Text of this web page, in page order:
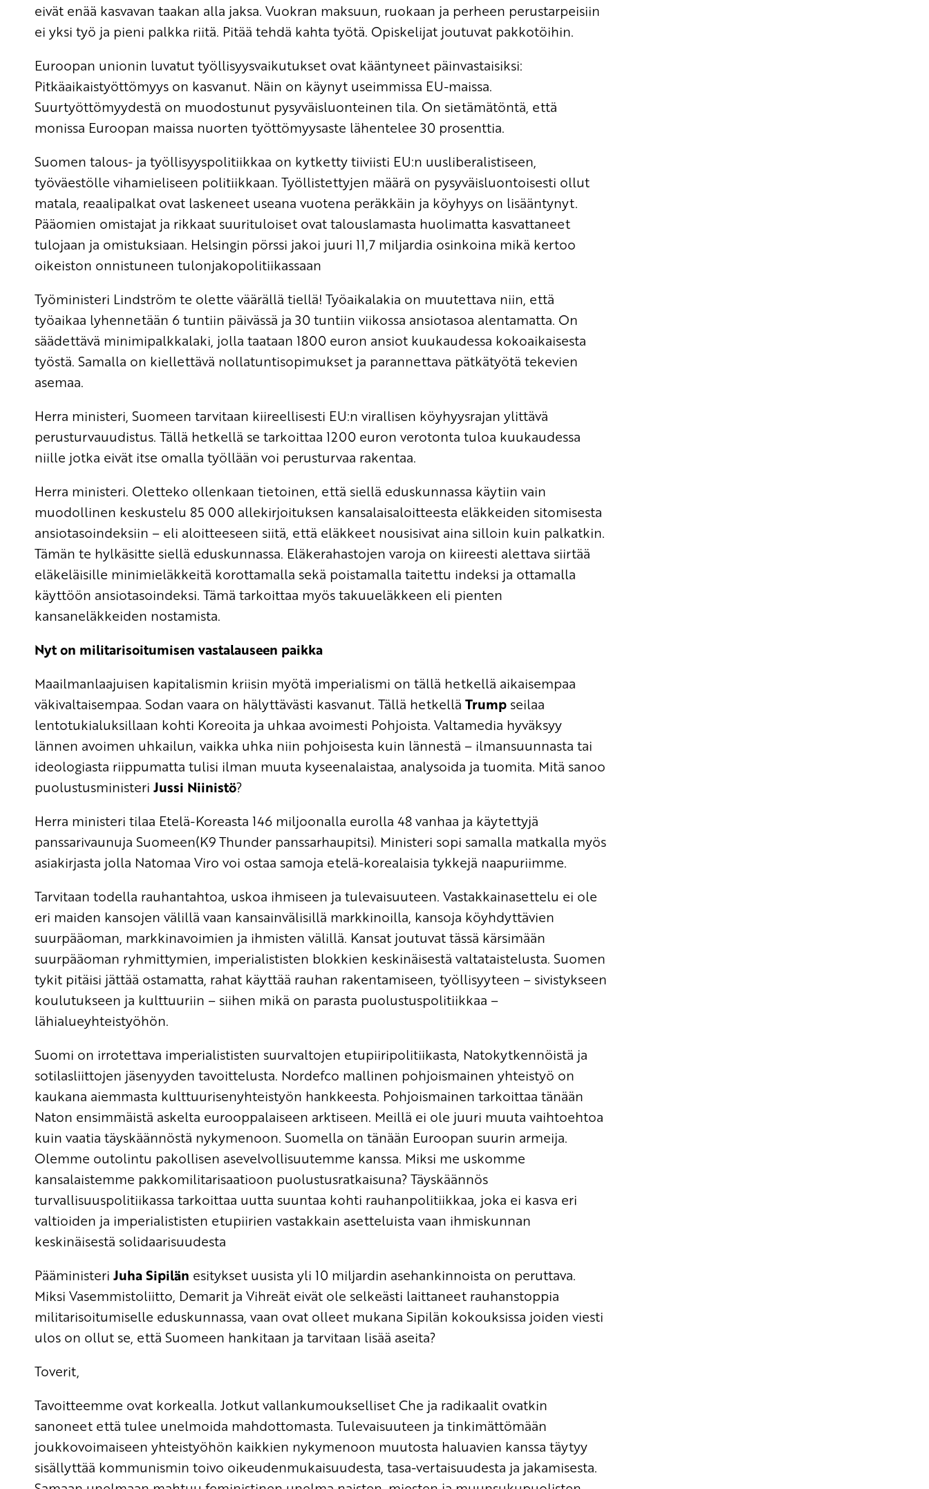
eivät enää kasvavan taakan alla jaksa. Vuokran maksuun, ruokaan ja perheen perustarpeisiin
ei yksi työ ja pieni palkka riitä. Pitää tehdä kahta työtä. Opiskelijat joutuvat pakkotöihin.
Euroopan unionin luvatut työllisyysvaikutukset ovat kääntyneet päinvastaisiksi:
Pitkäaikaistyöttömyys on kasvanut. Näin on käynyt useimmissa EU-maissa.
Suurtyöttömyydestä on muodostunut pysyväisluonteinen tila. On sietämätöntä, että
monissa Euroopan maissa nuorten työttömyysaste lähentelee 30 prosenttia.
Suomen talous- ja työllisyyspolitiikkaa on kytketty tiiviisti EU:n uusliberalistiseen,
työväestölle vihamieliseen politiikkaan. Työllistettyjen määrä on pysyväisluontoisesti ollut
matala, reaalipalkat ovat laskeneet useana vuotena peräkkäin ja köyhyys on lisääntynyt.
Pääomien omistajat ja rikkaat suurituloiset ovat talouslamasta huolimatta kasvattaneet
tulojaan ja omistuksiaan. Helsingin pörssi jakoi juuri 11,7 miljardia osinkoina mikä kertoo
oikeiston onnistuneen tulonjakopolitiikassaan
Työministeri Lindström te olette väärällä tiellä! Työaikalakia on muutettava niin, että
työaikaa lyhennetään 6 tuntiin päivässä ja 30 tuntiin viikossa ansiotasoa alentamatta. On
säädettävä minimipalkkalaki, jolla taataan 1800 euron ansiot kuukaudessa kokoaikaisesta
työstä. Samalla on kiellettävä nollatuntisopimukset ja parannettava pätkätyötä tekevien
asemaa.
Herra ministeri, Suomeen tarvitaan kiireellisesti EU:n virallisen köyhyysrajan ylittävä
perusturvauudistus. Tällä hetkellä se tarkoittaa 1200 euron verotonta tuloa kuukaudessa
niille jotka eivät itse omalla työllään voi perusturvaa rakentaa.
Herra ministeri. Oletteko ollenkaan tietoinen, että siellä eduskunnassa käytiin vain
muodollinen keskustelu 85 000 allekirjoituksen kansalaisaloitteesta eläkkeiden sitomisesta
ansiotasoindeksiin – eli aloitteeseen siitä, että eläkkeet nousisivat aina silloin kuin palkatkin.
Tämän te hylkäsitte siellä eduskunnassa. Eläkerahastojen varoja on kiireesti alettava siirtää
eläkeläisille minimieläkkeitä korottamalla sekä poistamalla taitettu indeksi ja ottamalla
käyttöön ansiotasoindeksi. Tämä tarkoittaa myös takuueläkkeen eli pienten
kansaneläkkeiden nostamista.
Nyt on militarisoitumisen vastalauseen paikka
Maailmanlaajuisen kapitalismin kriisin myötä imperialismi on tällä hetkellä aikaisempaa
väkivaltaisempaa. Sodan vaara on hälyttävästi kasvanut. Tällä hetkellä Trump seilaa
lentotukialuksillaan kohti Koreoita ja uhkaa avoimesti Pohjoista. Valtamedia hyväksyy
lännen avoimen uhkailun, vaikka uhka niin pohjoisesta kuin lännestä – ilmansuunnasta tai
ideologiasta riippumatta tulisi ilman muuta kyseenalaistaa, analysoida ja tuomita. Mitä sanoo
puolustusministeri Jussi Niinistö?
Herra ministeri tilaa Etelä-Koreasta 146 miljoonalla eurolla 48 vanhaa ja käytettyjä
panssarivaunuja Suomeen(K9 Thunder panssarhaupitsi). Ministeri sopi samalla matkalla myös
asiakirjasta jolla Natomaa Viro voi ostaa samoja etelä-korealaisia tykkejä naapuriimme.
Tarvitaan todella rauhantahtoa, uskoa ihmiseen ja tulevaisuuteen. Vastakkainasettelu ei ole
eri maiden kansojen välillä vaan kansainvälisillä markkinoilla, kansoja köyhdyttävien
suurpääoman, markkinavoimien ja ihmisten välillä. Kansat joutuvat tässä kärsimään
suurpääoman ryhmittymien, imperialististen blokkien keskinäisestä valtataistelusta. Suomen
tykit pitäisi jättää ostamatta, rahat käyttää rauhan rakentamiseen, työllisyyteen – sivistykseen
koulutukseen ja kulttuuriin – siihen mikä on parasta puolustuspolitiikkaa –
lähialueyhteistyöhön.
Suomi on irrotettava imperialististen suurvaltojen etupiiripolitiikasta, Natokytkennöistä ja
sotilasliittojen jäsenyyden tavoittelusta. Nordefco mallinen pohjoismainen yhteistyö on
kaukana aiemmasta kulttuurisenyhteistyön hankkeesta. Pohjoismainen tarkoittaa tänään
Naton ensimmäistä askelta eurooppalaiseen arktiseen. Meillä ei ole juuri muuta vaihtoehtoa
kuin vaatia täyskäännöstä nykymenoon. Suomella on tänään Euroopan suurin armeija.
Olemme outolintu pakollisen asevelvollisuutemme kanssa. Miksi me uskomme
kansalaistemme pakkomilitarisaatioon puolustusratkaisuna? Täyskäännös
turvallisuuspolitiikassa tarkoittaa uutta suuntaa kohti rauhanpolitiikkaa, joka ei kasva eri
valtioiden ja imperialististen etupiirien vastakkain asetteluista vaan ihmiskunnan
keskinäisestä solidaarisuudesta
Pääministeri Juha Sipilän esitykset uusista yli 10 miljardin asehankinnoista on peruttava.
Miksi Vasemmistoliitto, Demarit ja Vihreät eivät ole selkeästi laittaneet rauhanstoppia
militarisoitumiselle eduskunnassa, vaan ovat olleet mukana Sipilän kokouksissa joiden viesti
ulos on ollut se, että Suomeen hankitaan ja tarvitaan lisää aseita?
Toverit,
Tavoitteemme ovat korkealla. Jotkut vallankumoukselliset Che ja radikaalit ovatkin
sanoneet että tulee unelmoida mahdottomasta. Tulevaisuuteen ja tinkimättömään
joukkovoimaiseen yhteistyöhön kaikkien nykymenoon muutosta haluavien kanssa täytyy
sisällyttää kommunismin toivo oikeudenmukaisuudesta, tasa-vertaisuudesta ja jakamisesta.